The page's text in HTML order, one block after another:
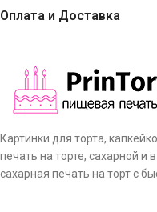
Оплата и Доставка
Картинки для торта,
печать на торте, сахарной
сахарная печать на торт с